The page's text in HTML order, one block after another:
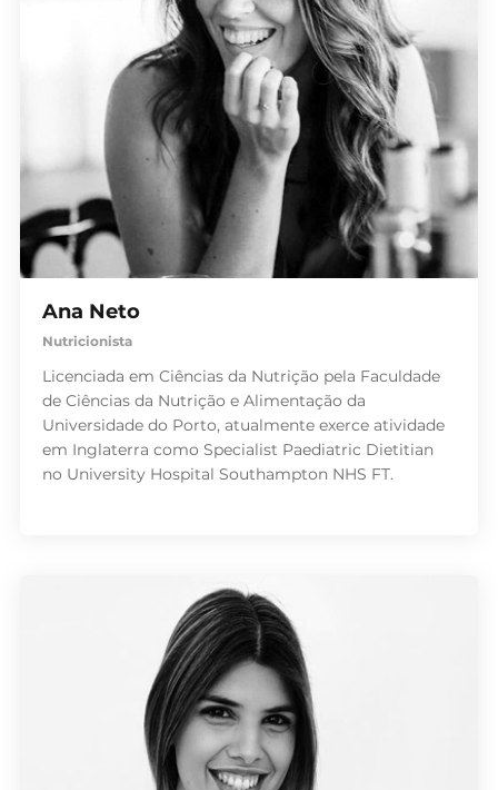
Ana Neto
Nutricionista
Licenciada em Ciências da Nutrição pela Faculdade
de Ciências da Nutrição e Alimentação da
Universidade do Porto, atualmente exerce atividade
em Inglaterra como Specialist Paediatric Dietitian
no University Hospital Southampton NHS FT.